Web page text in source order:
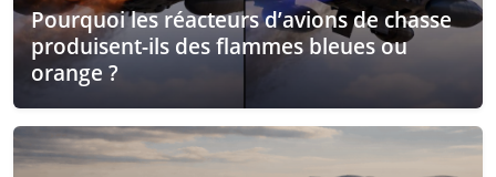
Pourquoi les réacteurs d’avions de chasse
produisent-ils des flammes bleues ou
orange ?